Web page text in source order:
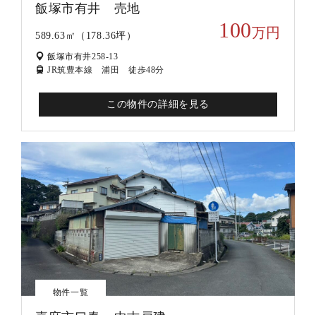
飯塚市有井 売地
589.63㎡（178.36坪） 100万円
飯塚市有井258-13
JR筑豊本線 浦田 徒歩48分
この物件の詳細を見る
物件一覧